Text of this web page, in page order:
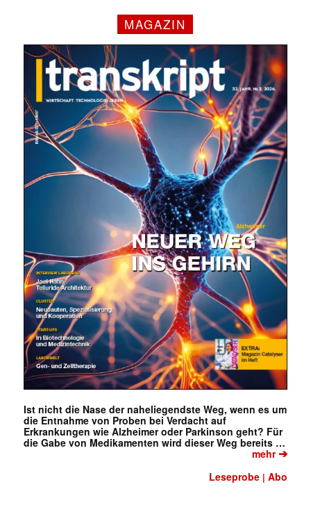
MAGAZIN
Ist nicht die Nase der naheliegendste Weg, wenn es um
die Entnahme von Proben bei Verdacht auf
Erkrankungen wie Alzheimer oder Parkinson geht? Für
die Gabe von Medikamenten wird dieser Weg bereits …
mehr➔
Leseprobe |Abo